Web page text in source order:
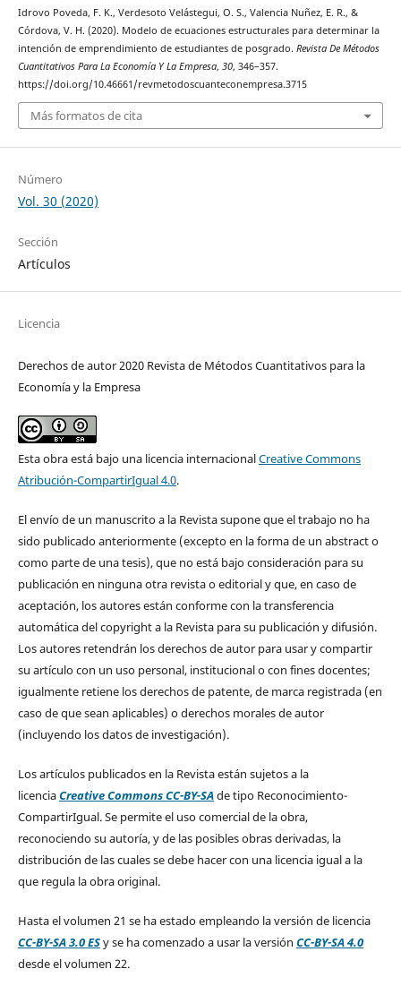
Idrovo Poveda, F. K., Verdesoto Velástegui, O. S., Valencia Nuñez, E. R., &
Córdova, V. H. (2020). Modelo de ecuaciones estructurales para determinar la
intención de emprendimiento de estudiantes de posgrado. Revista De Métodos
Cuantitativos Para La Economía Y La Empresa, 30, 346–357.
https://doi.org/10.46661/revmetodoscuanteconempresa.3715
Más formatos de cita
Número
Vol. 30 (2020)
Sección
Artículos
Licencia
Derechos de autor 2020 Revista de Métodos Cuantitativos para la
Economía y la Empresa
Esta obra está bajo una licencia internacionalCreative Commons
Atribución-CompartirIgual 4.0.
El envío de un manuscrito a la Revista supone que el trabajo no ha
sido publicado anteriormente (excepto en la forma de un abstract o
como parte de una tesis), que no está bajo consideración para su
publicación en ninguna otra revista o editorial y que, en caso de
aceptación, los autores están conforme con la transferencia
automática del copyright a la Revista para su publicación y difusión.
Los autores retendrán los derechos de autor para usar y compartir
su artículo con un uso personal, institucional o con fines docentes;
igualmente retiene los derechos de patente, de marca registrada (en
caso de que sean aplicables) o derechos morales de autor
(incluyendo los datos de investigación).
Los artículos publicados en la Revista están sujetos a la
licenciaCreative Commons CC-BY-SAde tipo Reconocimiento-
CompartirIgual. Se permite el uso comercial de la obra,
reconociendo su autoría, y de las posibles obras derivadas, la
distribución de las cuales se debe hacer con una licencia igual a la
que regula la obra original.
Hasta el volumen 21 se ha estado empleando la versión de licencia
CC-BY-SA 3.0 ESy se ha comenzado a usar la versión CC-BY-SA 4.0
desde el volumen 22.